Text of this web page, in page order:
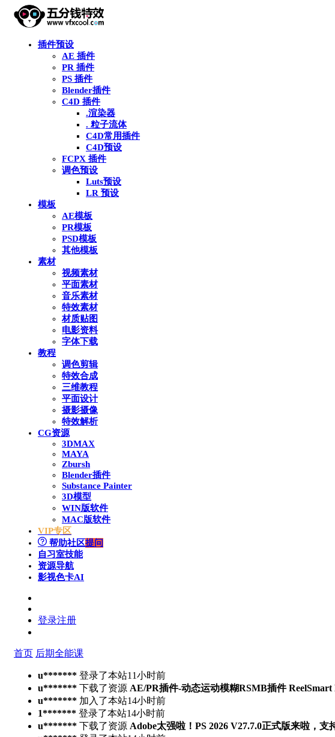
插件预设
AE 插件
PR 插件
PS 插件
Blender插件
C4D 插件
.渲染器
. 粒子流体
C4D常用插件
C4D预设
FCPX 插件
调色预设
Luts预设
LR 预设
模板
AE模板
PR模板
PSD模板
其他模板
素材
视频素材
平面素材
音乐素材
特效素材
材质贴图
电影资料
字体下载
教程
调色剪辑
特效合成
三维教程
平面设计
摄影摄像
特效解析
CG资源
3DMAX
MAYA
Zbursh
Blender插件
Substance Painter
3D模型
WIN版软件
MAC版软件
VIP专区
帮助社区提问
自习室技能
资源导航
影视色卡AI
登录注册
首页 后期全能课
u******* 登录了本站11小时前
u******* 下载了资源 AE/PR插件-动态运动模糊RSMB插件
u******* 加入了本站14小时前
1******* 登录了本站14小时前
u******* 下载了资源 Adobe太强啦！PS 2026 V27.7.0正式版来啦，支